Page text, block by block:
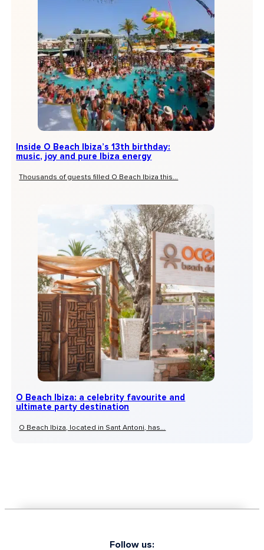
Inside O Beach Ibiza’s 13th birthday:
music, joy and pure Ibiza energy
Thousands of guests filled O Beach Ibiza this...
O Beach Ibiza: a celebrity favourite and
ultimate party destination
O Beach Ibiza, located in Sant Antoni, has...
Follow us: